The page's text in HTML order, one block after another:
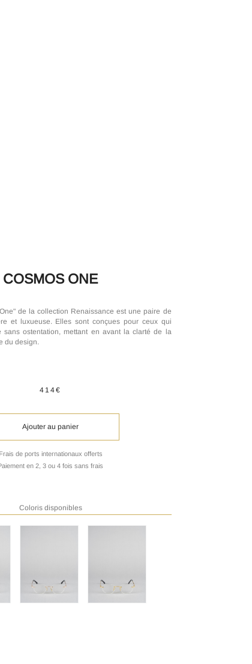
COSMOS ONE
de la collection Renaissance est une paire de
et luxueuse. Elles sont conçues pour ceux qui
sans ostentation, mettant en avant la clarté de la
du design.
414€
Ajouter au panier
Frais de ports internationaux offerts
en 2, 3 ou 4 fois sans frais
Coloris disponibles